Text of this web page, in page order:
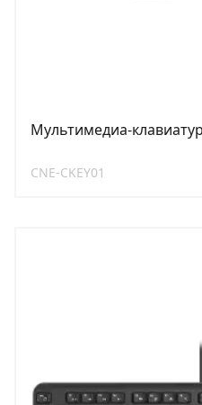
Мультимедиа-
CNE-CKEY01